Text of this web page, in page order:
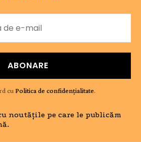
ABONARE
cuPolitica de confidențialitate.
noutățile pe care le publicăm